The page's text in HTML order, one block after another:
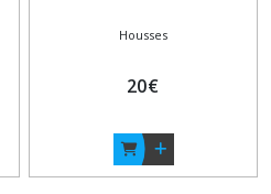
Housses
20€